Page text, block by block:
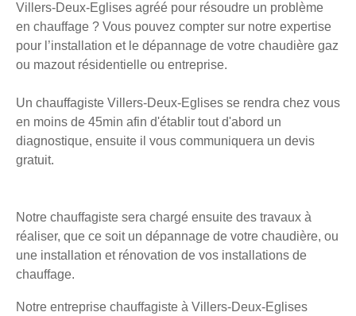
Villers-Deux-Eglises agréé pour résoudre un problème
en chauffage ? Vous pouvez compter sur notre expertise
pour l’installation et le dépannage de votre chaudière gaz
ou mazout résidentielle ou entreprise.
Un chauffagiste Villers-Deux-Eglises se rendra chez vous
en moins de 45min afin d'établir tout d'abord un
diagnostique, ensuite il vous communiquera un devis
gratuit.
Notre chauffagiste sera chargé ensuite des travaux à
réaliser, que ce soit un dépannage de votre chaudière, ou
une installation et rénovation de vos installations de
chauffage.
Notre entreprise chauffagiste à Villers-Deux-Eglises